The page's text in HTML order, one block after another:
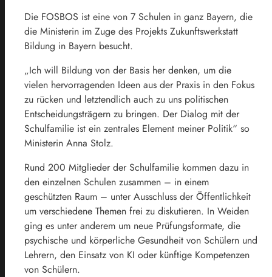
Die FOSBOS ist eine von 7 Schulen in ganz Bayern, die
die Ministerin im Zuge des Projekts Zukunftswerkstatt
Bildung in Bayern besucht.
„Ich will Bildung von der Basis her denken, um die
vielen hervorragenden Ideen aus der Praxis in den Fokus
zu rücken und letztendlich auch zu uns politischen
Entscheidungsträgern zu bringen. Der Dialog mit der
Schulfamilie ist ein zentrales Element meiner Politik“ so
Ministerin Anna Stolz.
Rund 200 Mitglieder der Schulfamilie kommen dazu in
den einzelnen Schulen zusammen – in einem
geschützten Raum – unter Ausschluss der Öffentlichkeit
um verschiedene Themen frei zu diskutieren. In Weiden
ging es unter anderem um neue Prüfungsformate, die
psychische und körperliche Gesundheit von Schülern und
Lehrern, den Einsatz von KI oder künftige Kompetenzen
von Schülern.